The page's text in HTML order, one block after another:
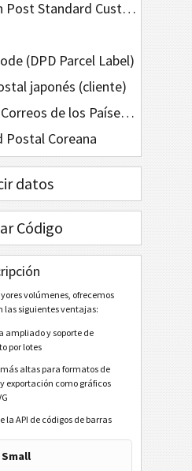
Australian Post Standard Customer
(DPD Parcel Label)
japonés (cliente)
KIX (TNT Correos de los Países Bajos)
Postal Coreana
12
4-State
Mailmark 4-State
Mailmark 2D
5
9
datos
Código
volúmenes, ofrecemos
las siguientes ventajas:
ampliado y soporte de
por lotes
altas para formatos de
exportación como gráficos
la API de códigos de barras
Small